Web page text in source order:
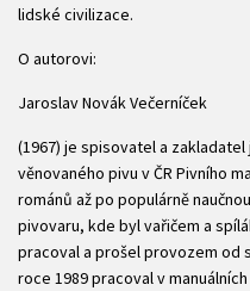
lidské civilizace.
O autorovi:
Jaroslav Novák Večerníček
(1967) je spisovatel a
věnovaného pivu v ČR Pivního
románů až po populárně
pivovaru, kde byl vařičem a
pracoval a prošel provozem od
roce 1989 pracoval v